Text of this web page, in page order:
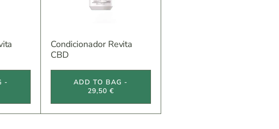
-
Condicionador Revita
CBD
ADD TO BAG -
29,50 €